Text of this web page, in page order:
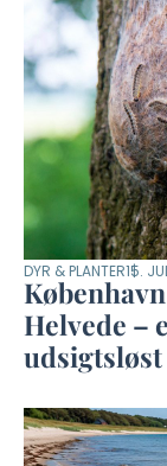
DYR & PLANTER15.
Helvede –
udsigtsløst